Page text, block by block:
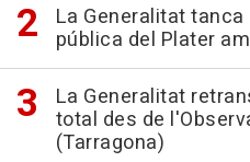
La Generalitat
pública del Plater
La Generalitat
total des de
(Tarragona)